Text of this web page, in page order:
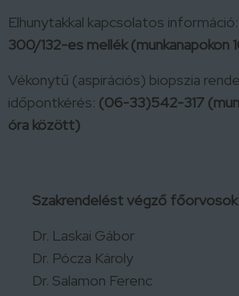
Elhunytakkal kapcsolatos információ:
300/132-es mellék (munkanapokon
Vékonytű (aspirációs) biopszia
időpontkérés: (06-33)542-317
óra között)
Szakrendelést végző
Dr. Laskai Gábor
Dr. Pócza Károly
Dr. Salamon Ferenc